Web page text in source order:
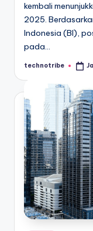
kembali
2025.
Indonesia (BI),
pada…
Posted
technotribe